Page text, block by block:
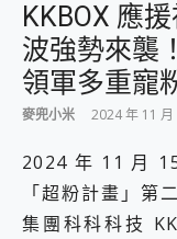
KKBOX 應
波強勢來襲
領軍多重寵
麥兜小米 2024 年 11 月
2024 年 11 月
「超粉計畫」第
集團科科科技